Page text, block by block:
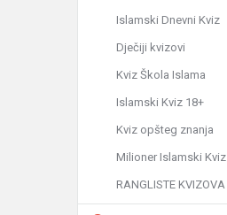
Islamski Dnevni Kviz
Dječiji kvizovi
Kviz Škola Islama
Islamski Kviz 18+
Kviz opšteg znanja
Milioner Islamski Kviz
RANGLISTE KVIZOVA